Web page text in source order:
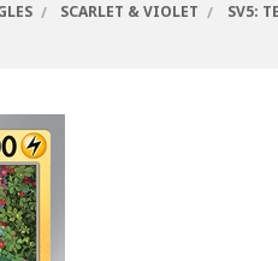
SCARLET & VIOLET SV5: